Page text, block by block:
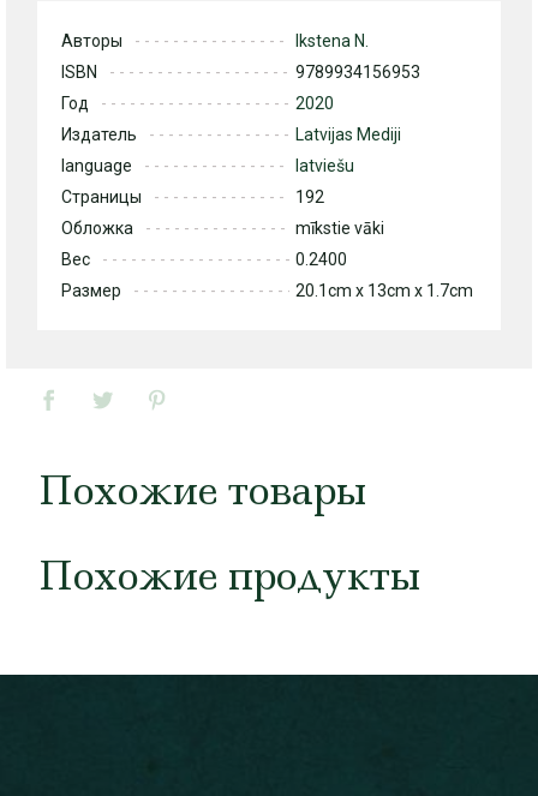
Авторы
Ikstena N.
ISBN
9789934156953
Год
2020
Издатель
Latvijas Mediji
language
latviešu
Страницы
192
Обложка
mīkstie vāki
Вес
0.2400
Размер
20.1cm x 13cm x 1.7cm
Похожие товары
Похожие продукты